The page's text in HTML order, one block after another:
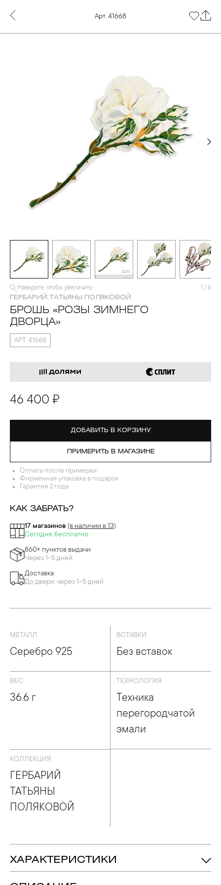
Арт. 41668
Наведите, чтобы увеличить 1 / 6
ГЕРБАРИЙ ТАТЬЯНЫ ПОЛЯКОВОЙ
БРОШЬ «РОЗЫ ЗИМНЕГО
ДВОРЦА»
АРТ. 41668
46 400 ₽
ДОБАВИТЬ В КОРЗИНУ
ПРИМЕРИТЬ В МАГАЗИНЕ
Оплата после примерки
Фирменная упаковка в подарок
Гарантия 2 года
КАК ЗАБРАТЬ?
17 магазинов (в наличии в 13)
Сегодня, бесплатно
860+ пунктов выдачи
Через 1-5 дней
Доставка
До двери, через 1-5 дней
МЕТАЛЛ
Серебро 925
ВСТАВКИ
Без вставок
ВЕС
36.6 г
ТЕХНОЛОГИЯ
Техника
перегородчатой
эмали
КОЛЛЕКЦИЯ
ГЕРБАРИЙ
ТАТЬЯНЫ
ПОЛЯКОВОЙ
ХАРАКТЕРИСТИКИ